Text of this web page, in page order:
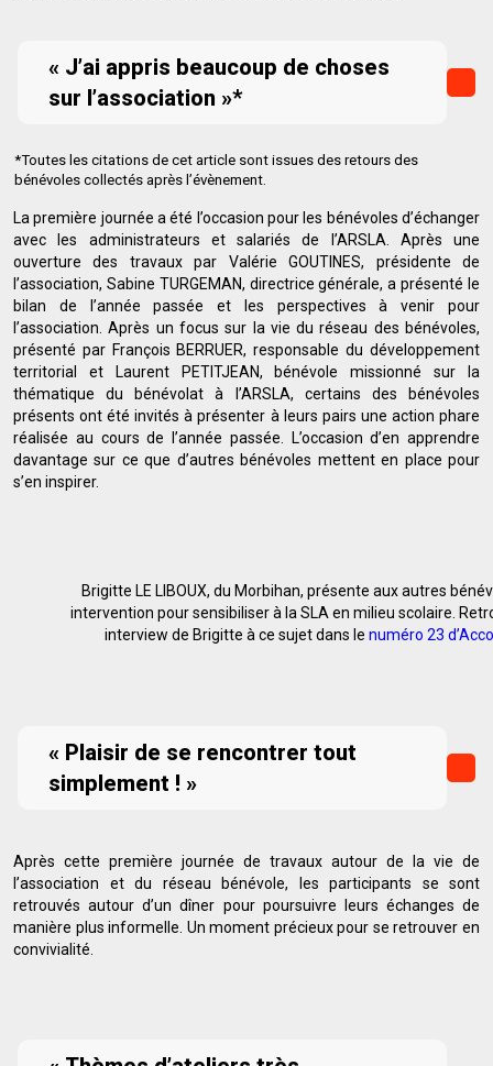
« J’ai appris beaucoup de choses
sur l’association »*
*Toutes les citations de cet article sont issues des retours des
bénévoles collectés après l’évènement.
La première journée a été l’occasion pour les bénévoles d’échanger
avec les administrateurs et salariés de l’ARSLA. Après une
ouverture des travaux par Valérie GOUTINES, présidente de
l’association, Sabine TURGEMAN, directrice générale, a présenté le
bilan de l’année passée et les perspectives à venir pour
l’association. Après un focus sur la vie du réseau des bénévoles,
présenté par François BERRUER, responsable du développement
territorial et Laurent PETITJEAN, bénévole missionné sur la
thématique du bénévolat à l’ARSLA, certains des bénévoles
présents ont été invités à présenter à leurs pairs une action phare
réalisée au cours de l’année passée. L’occasion d’en apprendre
davantage sur ce que d’autres bénévoles mettent en place pour
s’en inspirer.
Brigitte LE LIBOUX, du Morbihan, présente aux autres
intervention pour sensibiliser à la SLA en milieu scolaire.
interview de Brigitte à ce sujet dans le numéro 23
« Plaisir de se rencontrer tout
simplement ! »
Après cette première journée de travaux autour de la vie de
l’association et du réseau bénévole, les participants se sont
retrouvés autour d’un dîner pour poursuivre leurs échanges de
manière plus informelle. Un moment précieux pour se retrouver en
convivialité.